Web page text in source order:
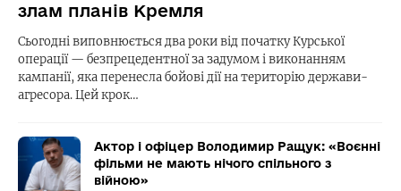
злам планів Кремля
Сьогодні виповнюється два роки від початку Курської
операції — безпрецедентної за задумом і виконанням
кампанії, яка перенесла бойові дії на територію держави-
агресора. Цей крок…
Актор і офіцер Володимир Ращук: «Воєнні
фільми не мають нічого спільного з
війною»